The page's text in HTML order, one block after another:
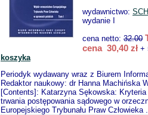
wydawnictwo:
wydanie I
cena netto: 32.00
cena 30,40 zł +
koszyka
Periodyk wydawany wraz z Biurem
Redaktor naukowy: dr Hanna Machińska
[Contents]: Katarzyna Sękowska:
trwania postępowania sądowego w
Europejskiego Trybunału Praw